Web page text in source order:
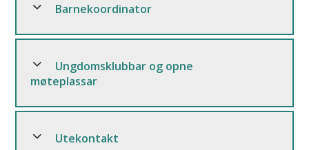
Barnekoordinator
Ungdomsklubbar og opne
møteplassar
Utekontakt